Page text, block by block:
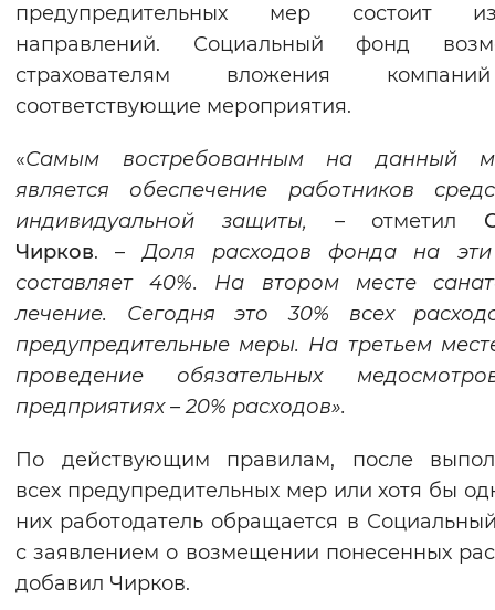
Включены Выключены
Звуковой ассистент
Вернуть стандартные настройки
предупредительных мер состоит
направлений. Социальный фонд
страхователям вложения
соответствующие мероприятия.
«Самым востребованным на данный
является обеспечение работников
индивидуальной защиты, – отметил
Чирков. –Доля расходов фонда на
составляет 40%. На втором месте
лечение. Сегодня это 30% всех
предупредительные меры. На третьем
проведение обязательных
предприятиях – 20% расходов».
По действующим правилам, после
всех предупредительных мер или хотя бы
них работодатель обращается в
с заявлением о возмещении понесенных
добавил Чирков.